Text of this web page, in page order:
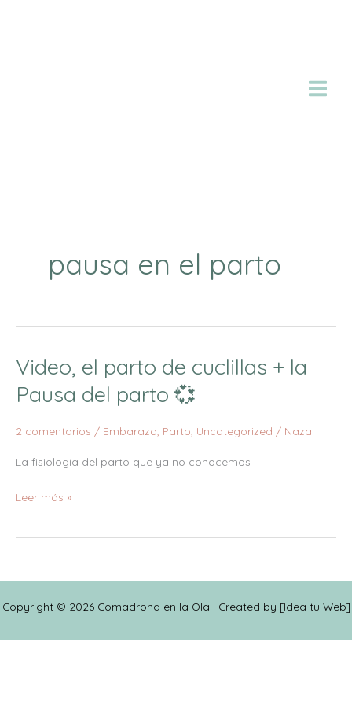
pausa en el parto
Video, el parto de cuclillas + la
Pausa del parto 💞
2 comentarios / Embarazo, Parto, Uncategorized / Naza
La fisiología del parto que ya no conocemos
Video,
parto
+
Pausa
parto
Leer más »
Copyright © 2026 Comadrona en la Ola | Created by [Idea tu Web]